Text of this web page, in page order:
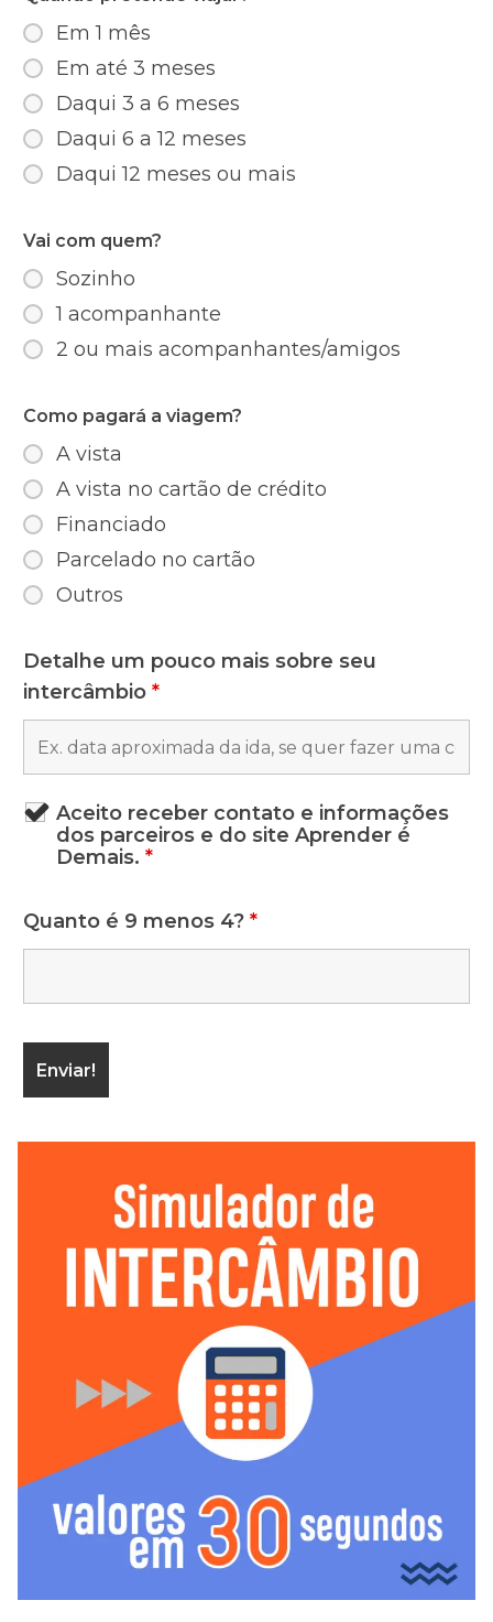
Em 1 mês
Em até 3 meses
Daqui 3 a 6 meses
Daqui 6 a 12 meses
Daqui 12 meses ou mais
Vai com quem?
Sozinho
1 acompanhante
2 ou mais acompanhantes/amigos
Como pagará a viagem?
A vista
A vista no cartão de crédito
Financiado
Parcelado no cartão
Outros
Detalhe um pouco mais sobre seu
intercâmbio *
Aceito receber contato e informações
dos parceiros e do site Aprender é
Demais. *
Quanto é 9 menos 4? *